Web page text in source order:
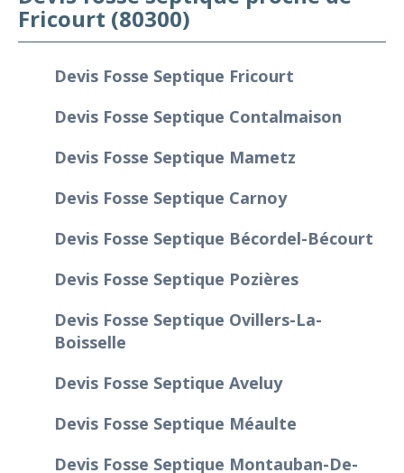
Fricourt (80300)
Devis Fosse Septique Fricourt
Devis Fosse Septique Contalmaison
Devis Fosse Septique Mametz
Devis Fosse Septique Carnoy
Devis Fosse Septique Bécordel-Bécourt
Devis Fosse Septique Pozières
Devis Fosse Septique Ovillers-La-
Boisselle
Devis Fosse Septique Aveluy
Devis Fosse Septique Méaulte
Devis Fosse Septique Montauban-De-